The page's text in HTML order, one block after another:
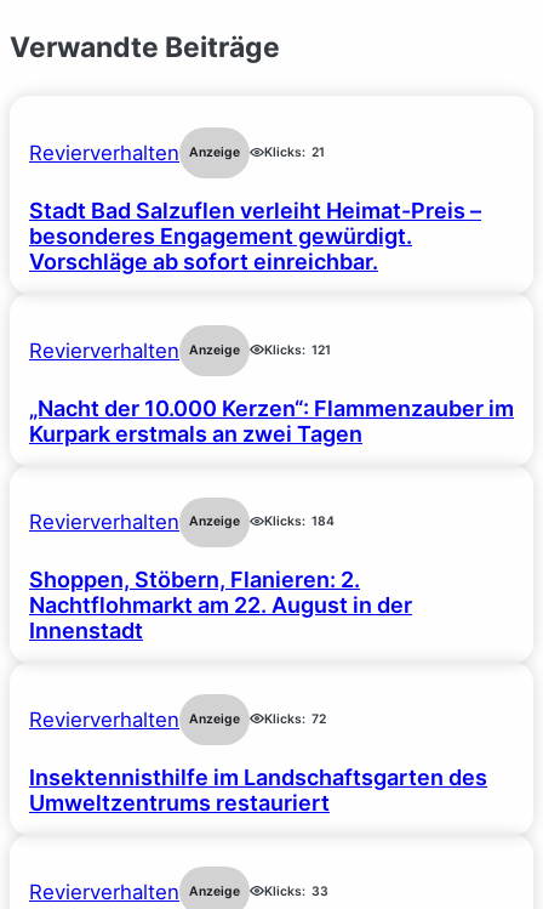
Verwandte Beiträge
Revierverhalten Anzeige Klicks: 21
Stadt Bad Salzuflen verleiht Heimat-Preis –
besonderes Engagement gewürdigt.
Vorschläge ab sofort einreichbar.
Revierverhalten Anzeige Klicks: 121
„Nacht der 10.000 Kerzen“: Flammenzauber im
Kurpark erstmals an zwei Tagen
Revierverhalten Anzeige Klicks: 184
Shoppen, Stöbern, Flanieren: 2.
Nachtflohmarkt am 22. August in der
Innenstadt
Revierverhalten Anzeige Klicks: 72
Insektennisthilfe im Landschaftsgarten des
Umweltzentrums restauriert
Revierverhalten Anzeige Klicks: 33